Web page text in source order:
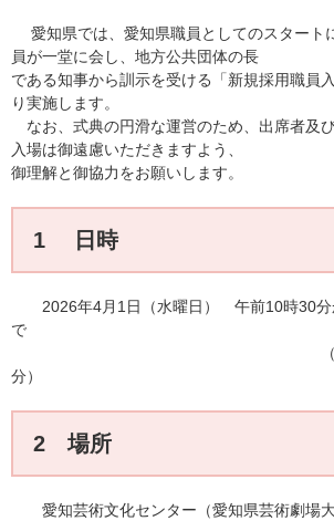
愛知県では、愛知県職員としてのスタート
員が一堂に会し、地方公共団体の長
である知事から訓示を受ける「新規採用職員
り実施します。
なお、式典の円滑な運営のため、出席者及
入場は御遠慮いただきますよう、
御理解と御協力をお願いします。
1 日時
2026年4月1日（水曜日） 午前10時30分
で
（開場：午前
分）
2 場所
愛知芸術文化センター（愛知県芸術劇場大